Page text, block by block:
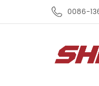
0086-